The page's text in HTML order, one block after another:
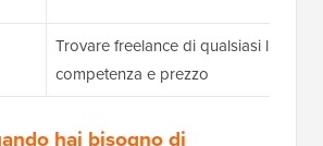
Trovare freelance di qualsiasi livello di
competenza e prezzo
hai bisogno di